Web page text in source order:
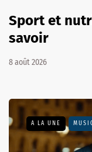
Sport et
savoir
8 août 2026
A LA UNE